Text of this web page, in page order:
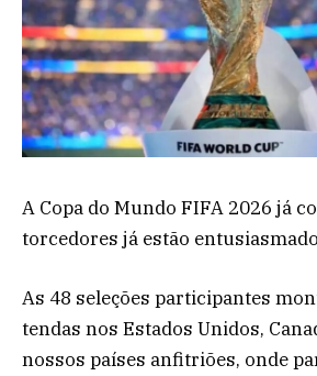
A Copa do Mundo FIFA 2026 já
torcedores já estão
As 48 seleções participantes
tendas nos Estados Unidos,
nossos países anfitriões, onde